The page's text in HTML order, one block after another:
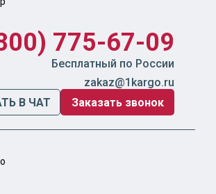
775-67-09
Бесплатный по России
zakaz@1kargo.ru
В ЧАТ
Заказать звонок